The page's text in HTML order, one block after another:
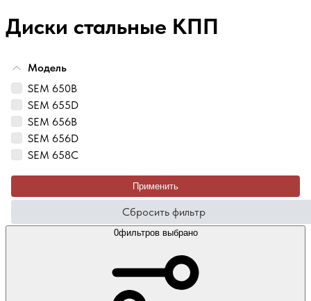
Диски стальные КПП
Модель
SEM 650B
SEM 655D
SEM 656B
SEM 656D
SEM 658C
Применить
Сбросить фильтр
0фильтров выбрано